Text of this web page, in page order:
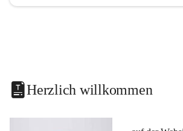
Herzlich willkommen